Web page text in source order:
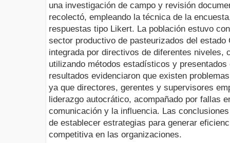
una investigación de campo y revisión
recolectó, empleando la técnica de la
respuestas tipo Likert. La población estuvo
sector productivo de pasteurizados del estado
integrada por directivos de diferentes niveles,
utilizando métodos estadísticos y presentados
resultados evidenciaron que existen
ya que directores, gerentes y supervisores
liderazgo autocrático, acompañado por fallas
comunicación y la influencia. Las
de establecer estrategias para generar
competitiva en las organizaciones.